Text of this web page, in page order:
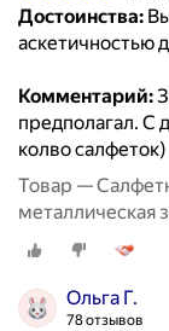
Достоинства:
аскетичностью
Комментарий:
предполагал. С
колво салфеток)
Товар —
металлическая
держатель для
Ольга Г.
78 отзывов